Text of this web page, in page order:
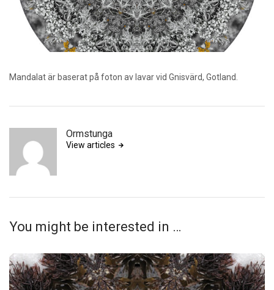
Mandalat är baserat på foton av lavar vid Gnisvärd, Gotland.
Ormstunga
View articles
You might be interested in …